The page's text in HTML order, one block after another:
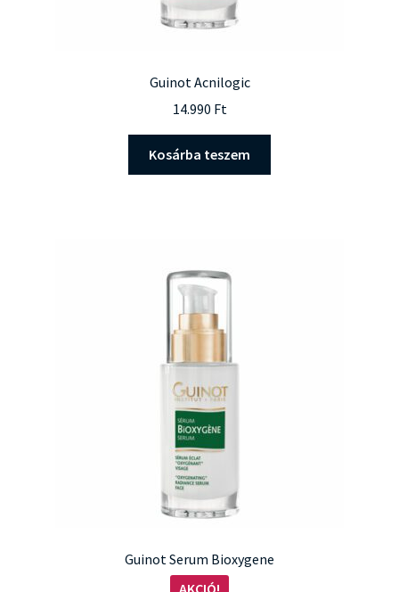
Guinot Acnilogic
14.990 Ft
Kosárba teszem
Guinot Serum Bioxygene